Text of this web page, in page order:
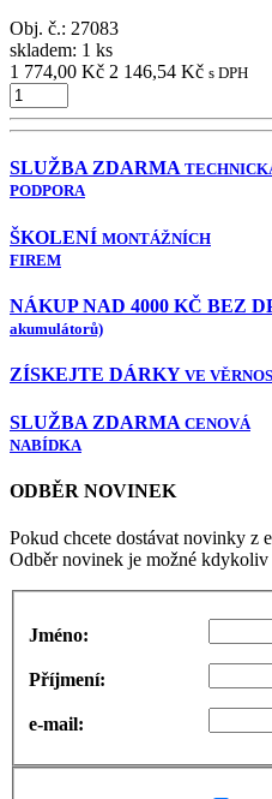
Obj. č.: 27083
skladem: 1 ks
1 774,00 Kč 2 146,54 Kč s DPH
SLUŽBA ZDARMA
PODPORA
ŠKOLENÍ MONTÁŽNÍCH
FIREM
NÁKUP NAD 4000 KČ BEZ
akumulátorů)
ZÍSKEJTE DÁRKY VE
SLUŽBA ZDARMA CENOVÁ
NABÍDKA
ODBĚR NOVINEK
Pokud chcete dostávat novinky z
Odběr novinek je možné kdykoliv
Jméno:
Příjmení:
e-mail: